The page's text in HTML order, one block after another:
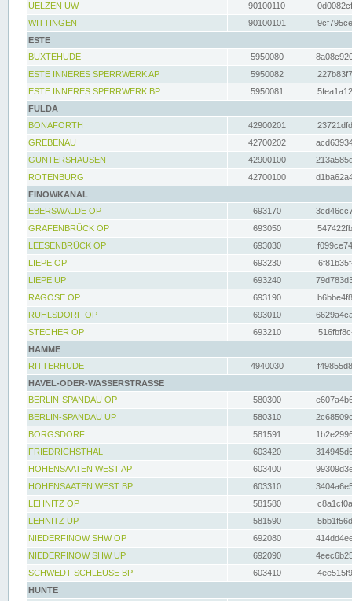
UELZEN UW
90100110
WITTINGEN
90100101
ESTE
BUXTEHUDE
5950080
ESTE INNERES SPERRWERK AP
5950082
ESTE INNERES SPERRWERK BP
5950081
FULDA
BONAFORTH
42900201
GREBENAU
42700202
GUNTERSHAUSEN
42900100
ROTENBURG
42700100
FINOWKANAL
EBERSWALDE OP
693170
GRAFENBRÜCK OP
693050
LEESENBRÜCK OP
693030
LIEPE OP
693230
LIEPE UP
693240
RAGÖSE OP
693190
RUHLSDORF OP
693010
STECHER OP
693210
HAMME
RITTERHUDE
4940030
HAVEL-ODER-WASSERSTRASSE
BERLIN-SPANDAU OP
580300
BERLIN-SPANDAU UP
580310
BORGSDORF
581591
FRIEDRICHSTHAL
603420
HOHENSAATEN WEST AP
603400
HOHENSAATEN WEST BP
603310
LEHNITZ OP
581580
LEHNITZ UP
581590
NIEDERFINOW SHW OP
692080
NIEDERFINOW SHW UP
692090
SCHWEDT SCHLEUSE BP
603410
HUNTE